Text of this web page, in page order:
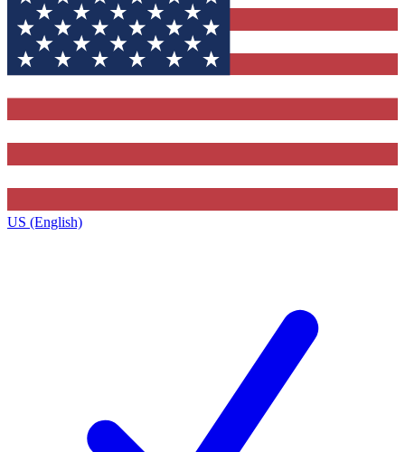
US (English)